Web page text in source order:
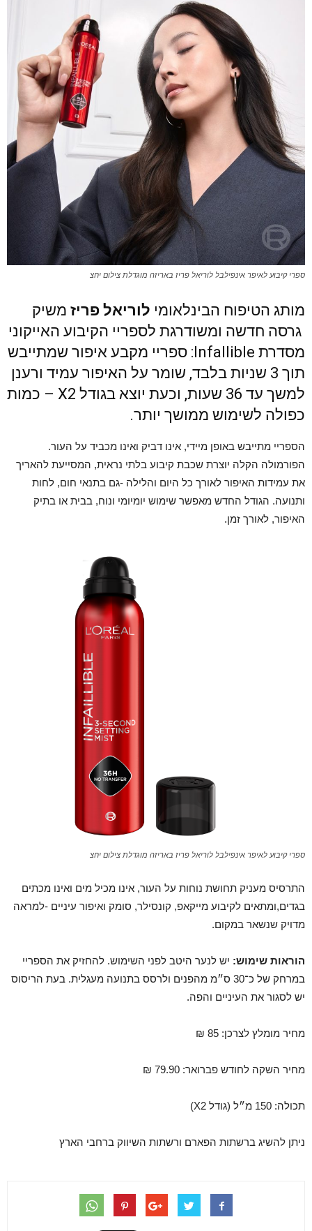
ספרי קיבוע לאיפר אינפילבל לוריאל פריז באריזה מוגדלת צילום יחצ
מותג הטיפוח הבינלאומי לוריאל פריז משיק
גרסה חדשה ומשודרגת לספריי הקיבוע האייקוני
מסדרת Infallible: ספריי מקבע איפור שמתייבש
תוך 3 שניות בלבד, שומר על האיפור עמיד ורענן
למשך עד 36 שעות, וכעת יוצא בגודל X2 – כמות
כפולה לשימוש ממושך יותר.
הספריי מתייבש באופן מיידי, אינו דביק ואינו מכביד על העור.
הפורמולה הקלה יוצרת שכבת קיבוע בלתי נראית, המסייעת להאריך
את עמידות האיפור לאורך כל היום והלילה -גם בתנאי חום, לחות
ותנועה. הגודל החדש מאפשר שימוש יומיומי ונוח, בבית או בתיק
האיפור, לאורך זמן.
ספרי קיבוע לאיפר אינפילבל לוריאל פריז באריזה מוגדלת צילום יחצ
התרסיס מעניק תחושת נוחות על העור, אינו מכיל מים ואינו מכתים
בגדים,ומתאים לקיבוע מייקאפ, קונסילר, סומק ואיפור עיניים -למראה
מדויק שנשאר במקום.
הוראות שימוש: יש לנער היטב לפני השימוש. להחזיק את הספריי
במרחק של כ־30 ס״מ מהפנים ולרסס בתנועה מעגלית. בעת הריסוס
יש לסגור את העיניים והפה.
מחיר מומלץ לצרכן: 85 ₪
מחיר השקה לחודש פברואר: 79.90 ₪
תכולה: 150 מ״ל (גודל X2)
ניתן להשיג ברשתות הפארם ורשתות השיווק ברחבי הארץ